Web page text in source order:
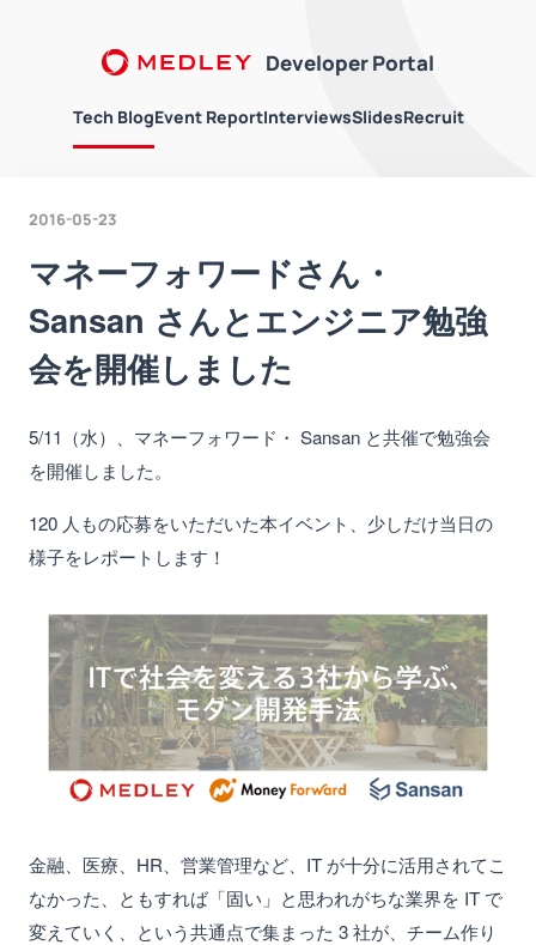
Developer Portal
Tech BlogEvent ReportInterviewsSlidesRecruit
2016-05-23
マネーフォワードさん・
Sansan さんとエンジニア勉強
会を開催しました
5/11（水）、マネーフォワード・ Sansan と共催で勉強会
を開催しました。
120 人もの応募をいただいた本イベント、少しだけ当日の
様子をレポートします！
金融、医療、HR、営業管理など、IT が十分に活用されてこ
なかった、ともすれば「固い」と思われがちな業界を IT で
変えていく、という共通点で集まった 3 社が、チーム作り